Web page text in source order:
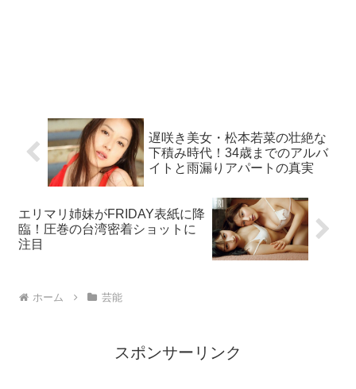
遅咲き美女・松本若菜の壮絶な
下積み時代！34歳までのアルバ
イトと雨漏りアパートの真実
エリマリ姉妹がFRIDAY表紙に降
臨！圧巻の台湾密着ショットに
注目
ホーム 芸能
スポンサーリンク